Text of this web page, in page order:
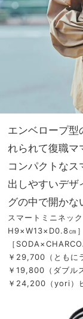
エンベロープ型
れられて復職マ
コンパクトなス
出しやすいデザ
グの中で開かな
スマートミニネッ
H9×W13×D0.8㎝
［
￥29,700（ともに
￥19,800（ダブル
￥24,200（yori）